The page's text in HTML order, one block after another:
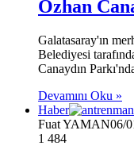
Özhan
Galatasaray'ın
Belediyesi
Canaydın
Devamını Oku »
Haber
Fuat YAMAN06/
1 484